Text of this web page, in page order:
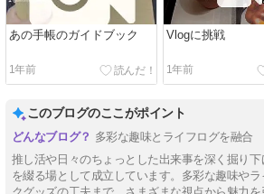
あの手帳のガイドブック
1年前
Vlogに挑戦
1年前
このブログのここがポイント
多彩な趣味とライフログを融合
推し活や日々のちょっとした出来事を深く掘り
を綴る場として成立しています。多彩な趣味や